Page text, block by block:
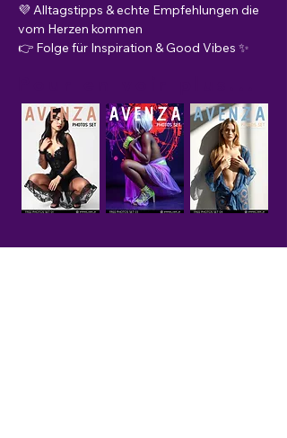
💜 Alltagstipps & echte Empfehlungen die
vom Herzen kommen
👉 Folge für Inspiration & Good Vibes ✨